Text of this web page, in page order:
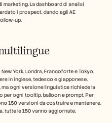
marketing. La dashboard di analisi
i prospect, dando agli AE
up.
York, Londra, Francoforte e Tokyo.
in inglese, tedesco e giapponese.
ma ogni versione linguistica richiede la
ogni tooltip, balloon e prompt. Per
150 versioni da costruire e mantenere.
tutte le 150 vanno aggiornate.